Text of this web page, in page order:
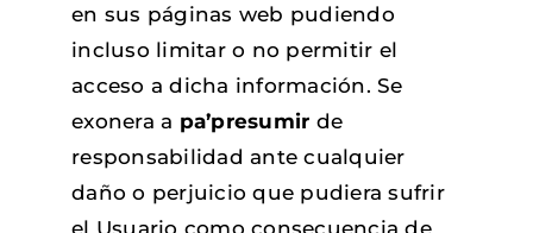
en sus páginas web pudiendo
incluso limitar o no permitir el
acceso a dicha información. Se
exonera a pa’presumir de
responsabilidad ante cualquier
daño o perjuicio que pudiera sufrir
el Usuario como consecuencia de